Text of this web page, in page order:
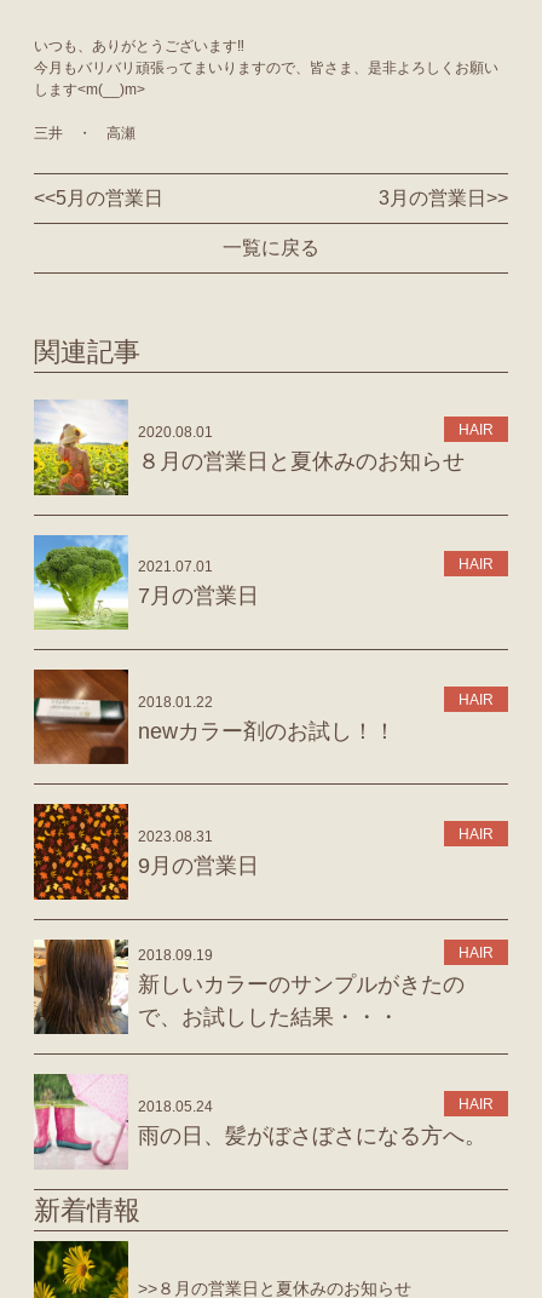
いつも、ありがとうございます‼
今月もバリバリ頑張ってまいりますので、皆さま、是非よろしくお願い
します<m(__)m>
三井 ・ 高瀬
<<5月の営業日 3月の営業日 >>
一覧に戻る
関連記事
2020.08.01 HAIR
８月の営業日と夏休みのお知らせ
2021.07.01 HAIR
7月の営業日
2018.01.22 HAIR
newカラー剤のお試し！！
2023.08.31 HAIR
9月の営業日
2018.09.19 HAIR
新しいカラーのサンプルがきたの
で、お試しした結果・・・
2018.05.24 HAIR
雨の日、髪がぼさぼさになる方へ。
新着情報
>>８月の営業日と夏休みのお知らせ